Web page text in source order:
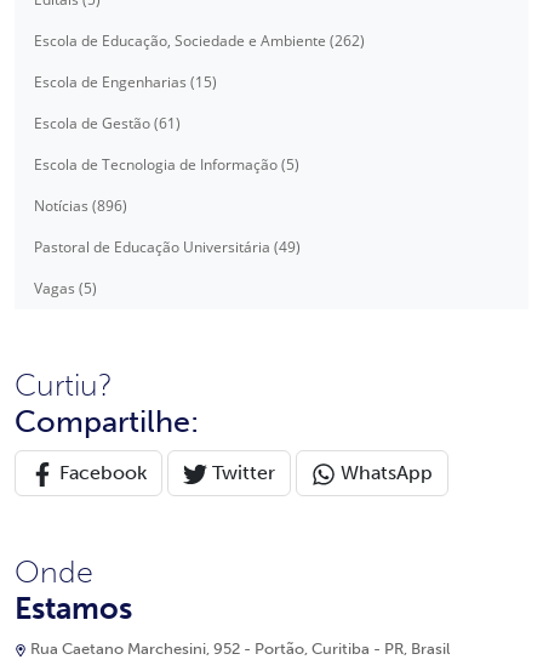
Escola de Educação, Sociedade e Ambiente (262)
Escola de Engenharias (15)
Escola de Gestão (61)
Escola de Tecnologia de Informação (5)
Notícias (896)
Pastoral de Educação Universitária (49)
Vagas (5)
Curtiu?
Compartilhe:
Facebook Twitter WhatsApp
Onde
Estamos
Rua Caetano Marchesini, 952 - Portão, Curitiba - PR, Brasil